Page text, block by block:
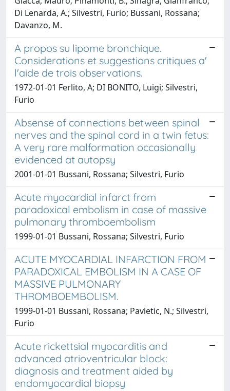
Di Lenarda, A.; Silvestri, Furio; Bussani, Rossana;
Davanzo, M.
A propos su lipome bronchique.
Considerations et suggestions critiques a'
l'aide de trois observations.
1972-01-01 Ferlito, A; DI BONITO, Luigi; Silvestri,
Furio
Absense of connections between spinal
nerves and the spinal cord in a twin fetus:
A very rare malformation occasionally
evidenced at autopsy
2001-01-01 Bussani, Rossana; Silvestri, Furio
Acute myocardial infarct from
paradoxical embolism in case of massive
pulmonary thromboembolism
1999-01-01 Bussani, Rossana; Silvestri, Furio
ACUTE MYOCARDIAL INFARCTION FROM
PARADOXICAL EMBOLISM IN A CASE OF
MASSIVE PULMONARY
THROMBOEMBOLISM.
1999-01-01 Bussani, Rossana; Pavletic, N.; Silvestri,
Furio
Acute rickettsial myocarditis and
advanced atrioventricular block:
diagnosis and treatment aided by
endomyocardial biopsy